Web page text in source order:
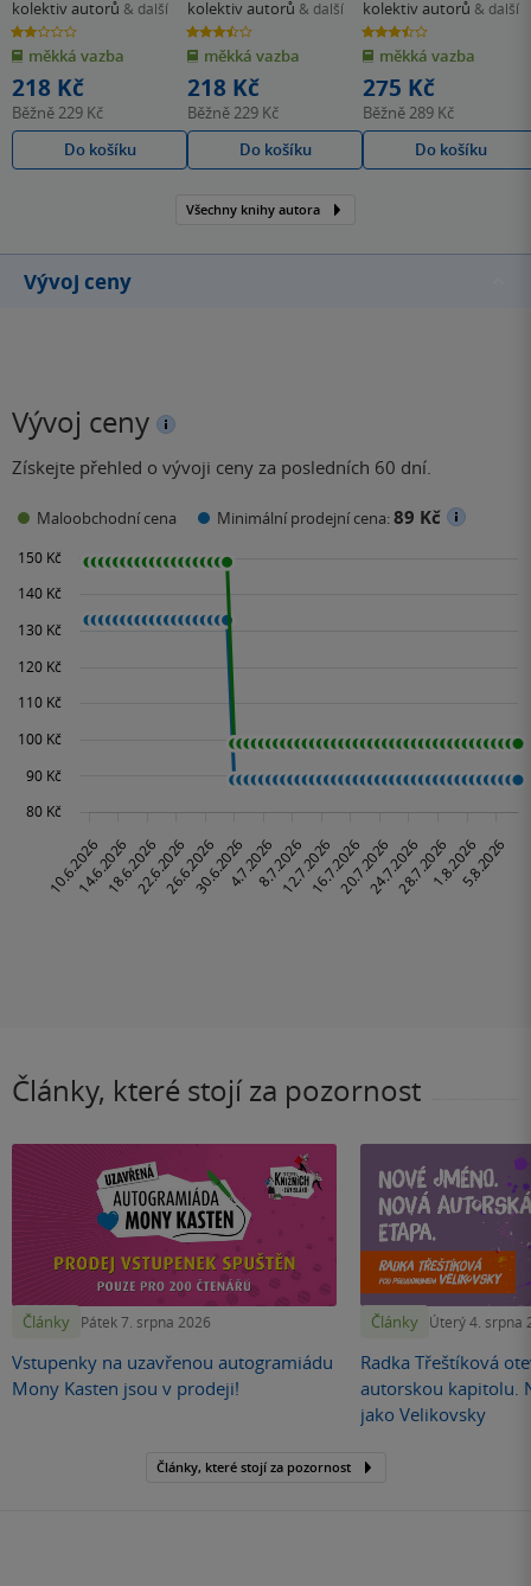
kolektiv autorů & další
2.0
z
5
hvězdiček
měkká vazba
218 Kč
Běžně229 Kč
Do košíku
kolektiv autorů & další
3.5
z
5
hvězdiček
měkká vazba
218 Kč
Běžně229 Kč
Do košíku
kolektiv autorů & další
3.5
z
5
hvězdiček
měkká vazba
275 Kč
Běžně289 Kč
Do košíku
Všechny knihy autora
Vývoj ceny
Vývoj ceny
Získejte přehled o vývoji ceny za posledních 60 dní.
Maloobchodní cena Minimální prodejní cena:89 Kč
Články, které stojí za pozornost
Články Pátek 7. srpna 2026
Vstupenky na uzavřenou autogramiádu
Mony Kasten jsou v prodeji!
Články Úterý 4. srpna
Radka Třeštíková
autorskou kapitolu.
jako Velikovsky
Články, které stojí za pozornost